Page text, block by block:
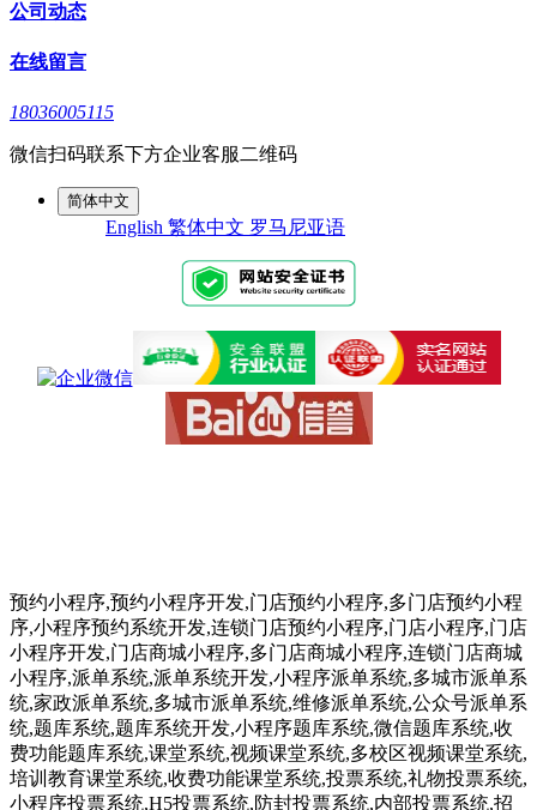
公司动态
在线留言
18036005115
微信扫码联系下方企业客服二维码
简体中文
English 繁体中文 罗马尼亚语
预约小程序,预约小程序开发,门店预约小程序,多门店预约小程
序,小程序预约系统开发,连锁门店预约小程序,门店小程序,门店
小程序开发,门店商城小程序,多门店商城小程序,连锁门店商城
小程序,派单系统,派单系统开发,小程序派单系统,多城市派单系
统,家政派单系统,多城市派单系统,维修派单系统,公众号派单系
统,题库系统,题库系统开发,小程序题库系统,微信题库系统,收
费功能题库系统,课堂系统,视频课堂系统,多校区视频课堂系统,
培训教育课堂系统,收费功能课堂系统,投票系统,礼物投票系统,
小程序投票系统,H5投票系统,防封投票系统,内部投票系统,招